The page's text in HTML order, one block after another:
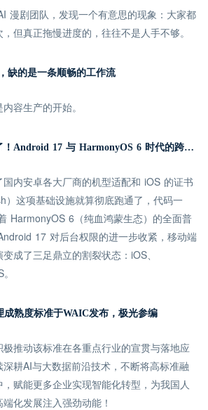
漫剧团队，发现一个有意思的现象：大家都
但真正拖慢进度的，往往不是人手不够。
缺的是一条顺畅的工作流
容生产的开始。
别再折腾端侧和后端了！Android 17 与 HarmonyOS 6 时代的跨平台推送指南
内安卓各大厂商的机型适配和 iOS 的证书
）这项基础设施就算彻底跑通了，代码一
HarmonyOS 6（纯血鸿蒙生态）的全面普
17 对后台权限的进一步收紧，移动端
成了三足鼎立的割裂状态：iOS、
成熟度标准于WAIC发布，极光参编
推动该标准在各重点行业的宣贯与落地应
耕AI与大数据前沿技术，不断将高标准融
赋能更多企业实现智能化转型，为我国人
化发展注入强劲动能！